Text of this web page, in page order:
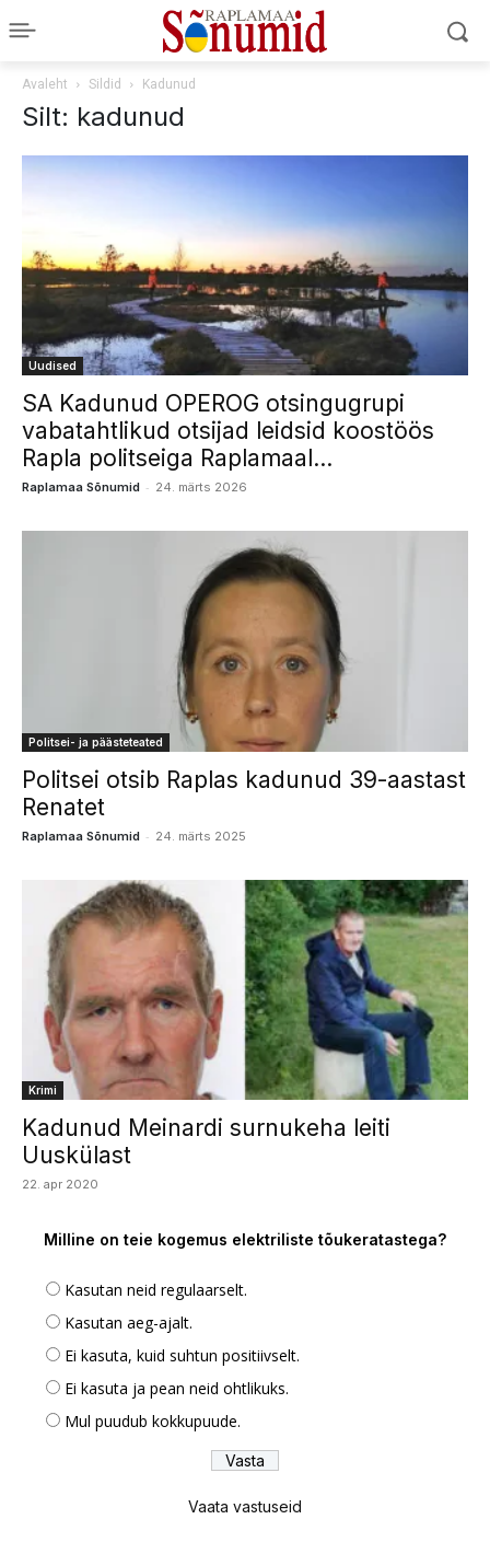
Avaleht Sildid Kadunud
Silt: kadunud
Uudised
SA Kadunud OPEROG otsingugrupi
vabatahtlikud otsijad leidsid koostöös
Rapla politseiga Raplamaal...
Raplamaa Sõnumid - 24. märts 2026
Politsei- ja päästeteated
Politsei otsib Raplas kadunud 39-aastast
Renatet
Raplamaa Sõnumid - 24. märts 2025
Krimi
Kadunud Meinardi surnukeha leiti
Uuskülast
22. apr 2020
Milline on teie kogemus elektriliste tõukeratastega?
Kasutan neid regulaarselt.
Kasutan aeg-ajalt.
Ei kasuta, kuid suhtun positiivselt.
Ei kasuta ja pean neid ohtlikuks.
Mul puudub kokkupuude.
Vaata vastuseid